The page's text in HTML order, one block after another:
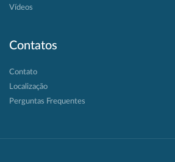
Vídeos
Contatos
Contato
Localização
Perguntas Frequentes